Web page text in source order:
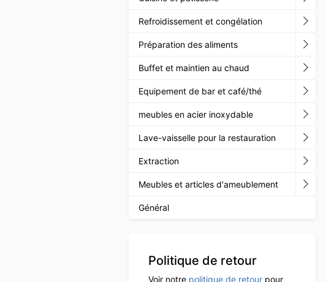
Refroidissement et congélation
Préparation des aliments
Buffet et maintien au chaud
Equipement de bar et café/thé
meubles en acier inoxydable
Lave-vaisselle pour la restauration
Extraction
Meubles et articles d'ameublement
Général
Politique de retour
Voir notre politique de retour pour